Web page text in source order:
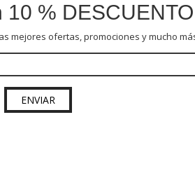
10 % DESCUENTO
mejores ofertas, promociones y mucho